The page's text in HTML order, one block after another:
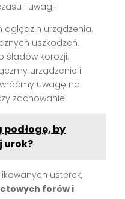
i uwagi.
oględzin urządzenia.
uszkodzeń,
śladów korozji.
urządzenie i
uwagę na
zachowanie.
by
urok?
usterek,
forów i